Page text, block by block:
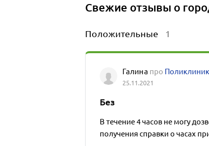
Свежие отзывы о
Положительные 1
Галина про
25.11.2021
Без
В течение 4 часов не могу
получения справки о часах